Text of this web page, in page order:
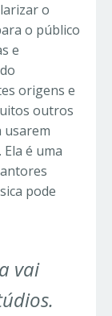
o
o público
e
origens e
outros
usarem
é uma
pode
vai